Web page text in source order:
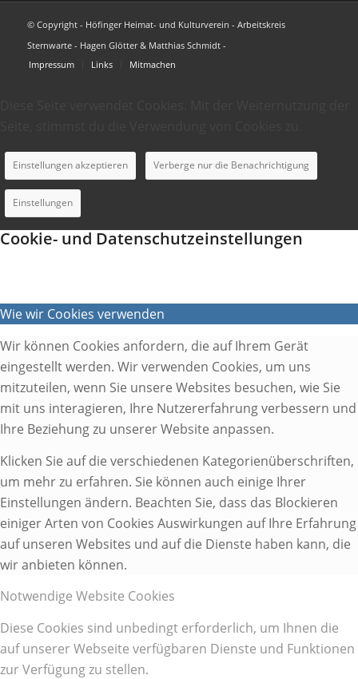
© Copyright - Höfinger Heimat- und Kulturverein - Arbeitskreis
Sternwarte - Hagen Glötter & Matthias Schmidt -
Impressum
Links Mitmachen
Einstellungen akzeptieren Verberge nur die Benachrichtigung
Einstellungen
Cookie- und Datenschutzeinstellungen
Wie wir Cookies verwenden
Wir können Cookies anfordern, die auf Ihrem Gerät
eingestellt werden. Wir verwenden Cookies, um uns
mitzuteilen, wenn Sie unsere Websites besuchen, wie Sie
mit uns interagieren, Ihre Nutzererfahrung verbessern und
Ihre Beziehung zu unserer Website anpassen.
Klicken Sie auf die verschiedenen Kategorienüberschriften,
um mehr zu erfahren. Sie können auch einige Ihrer
Einstellungen ändern. Beachten Sie, dass das Blockieren
einiger Arten von Cookies Auswirkungen auf Ihre Erfahrung
auf unseren Websites und auf die Dienste haben kann, die
wir anbieten können.
Notwendige Website Cookies
Diese Cookies sind unbedingt erforderlich, um Ihnen die
auf unserer Webseite verfügbaren Dienste und Funktionen
zur Verfügung zu stellen.